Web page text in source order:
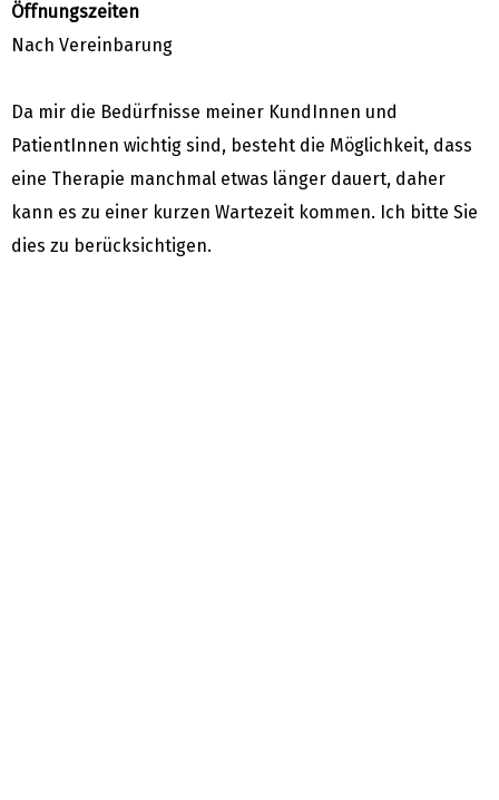
Öffnungszeiten
Nach Vereinbarung
Da mir die Bedürfnisse meiner KundInnen und
PatientInnen wichtig sind, besteht die Möglichkeit, dass
eine Therapie manchmal etwas länger dauert, daher
kann es zu einer kurzen Wartezeit kommen. Ich bitte Sie
dies zu berücksichtigen.